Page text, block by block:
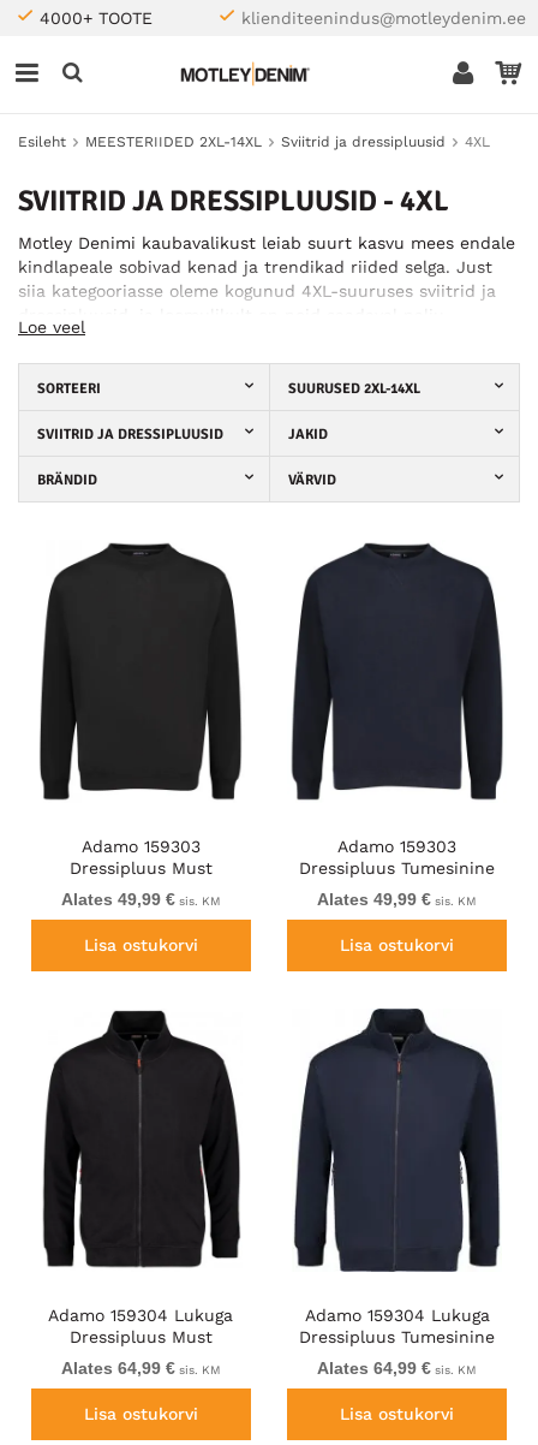
4000+ TOOTE klienditeenindus@motleydenim.ee
Esileht MEESTERIIDED 2XL-14XL Sviitrid ja dressipluusid 4XL
SVIITRID JA DRESSIPLUUSID - 4XL
Motley Denimi kaubavalikust leiab suurt kasvu mees endale
kindlapeale sobivad kenad ja trendikad riided selga. Just
siia kategooriasse oleme kogunud 4XL-suuruses sviitrid ja
erinevaid mudeleid. Pakume kõike: stiilsetest ühevärvilistest
sviitritest efektsete trükimustriga dressipluusideni.
Ühesõnaga – meilt saad sviitri ja dressipluusi mis tahes
tunneksid end igati mugavalt. Meil pakutavad sviitrid ja
Kam Jeans, Duke ja D555. Seega võid olla kindel, et leiad
meilt endale kvaliteetsed ja trendikad riided. Püüdleme
klientidele midagi, mis neile meeldib. Tule ja tutvu meil
pakutavaga ning leia oma lemmikud!
Loe veel
SORTEERI SUURUSED 2XL-14XL
SVIITRID JA DRESSIPLUUSID JAKID
BRÄNDID VÄRVID
Adamo 159303
Dressipluus Must
Alates 49,99 €sis. KM
Lisa ostukorvi
Adamo 159303
Dressipluus Tumesinine
Alates 49,99 € sis. KM
Lisa ostukorvi
Adamo 159304 Lukuga
Dressipluus Must
Alates 64,99 €sis. KM
Lisa ostukorvi
Adamo 159304 Lukuga
Dressipluus Tumesinine
Alates 64,99 € sis. KM
Lisa ostukorvi